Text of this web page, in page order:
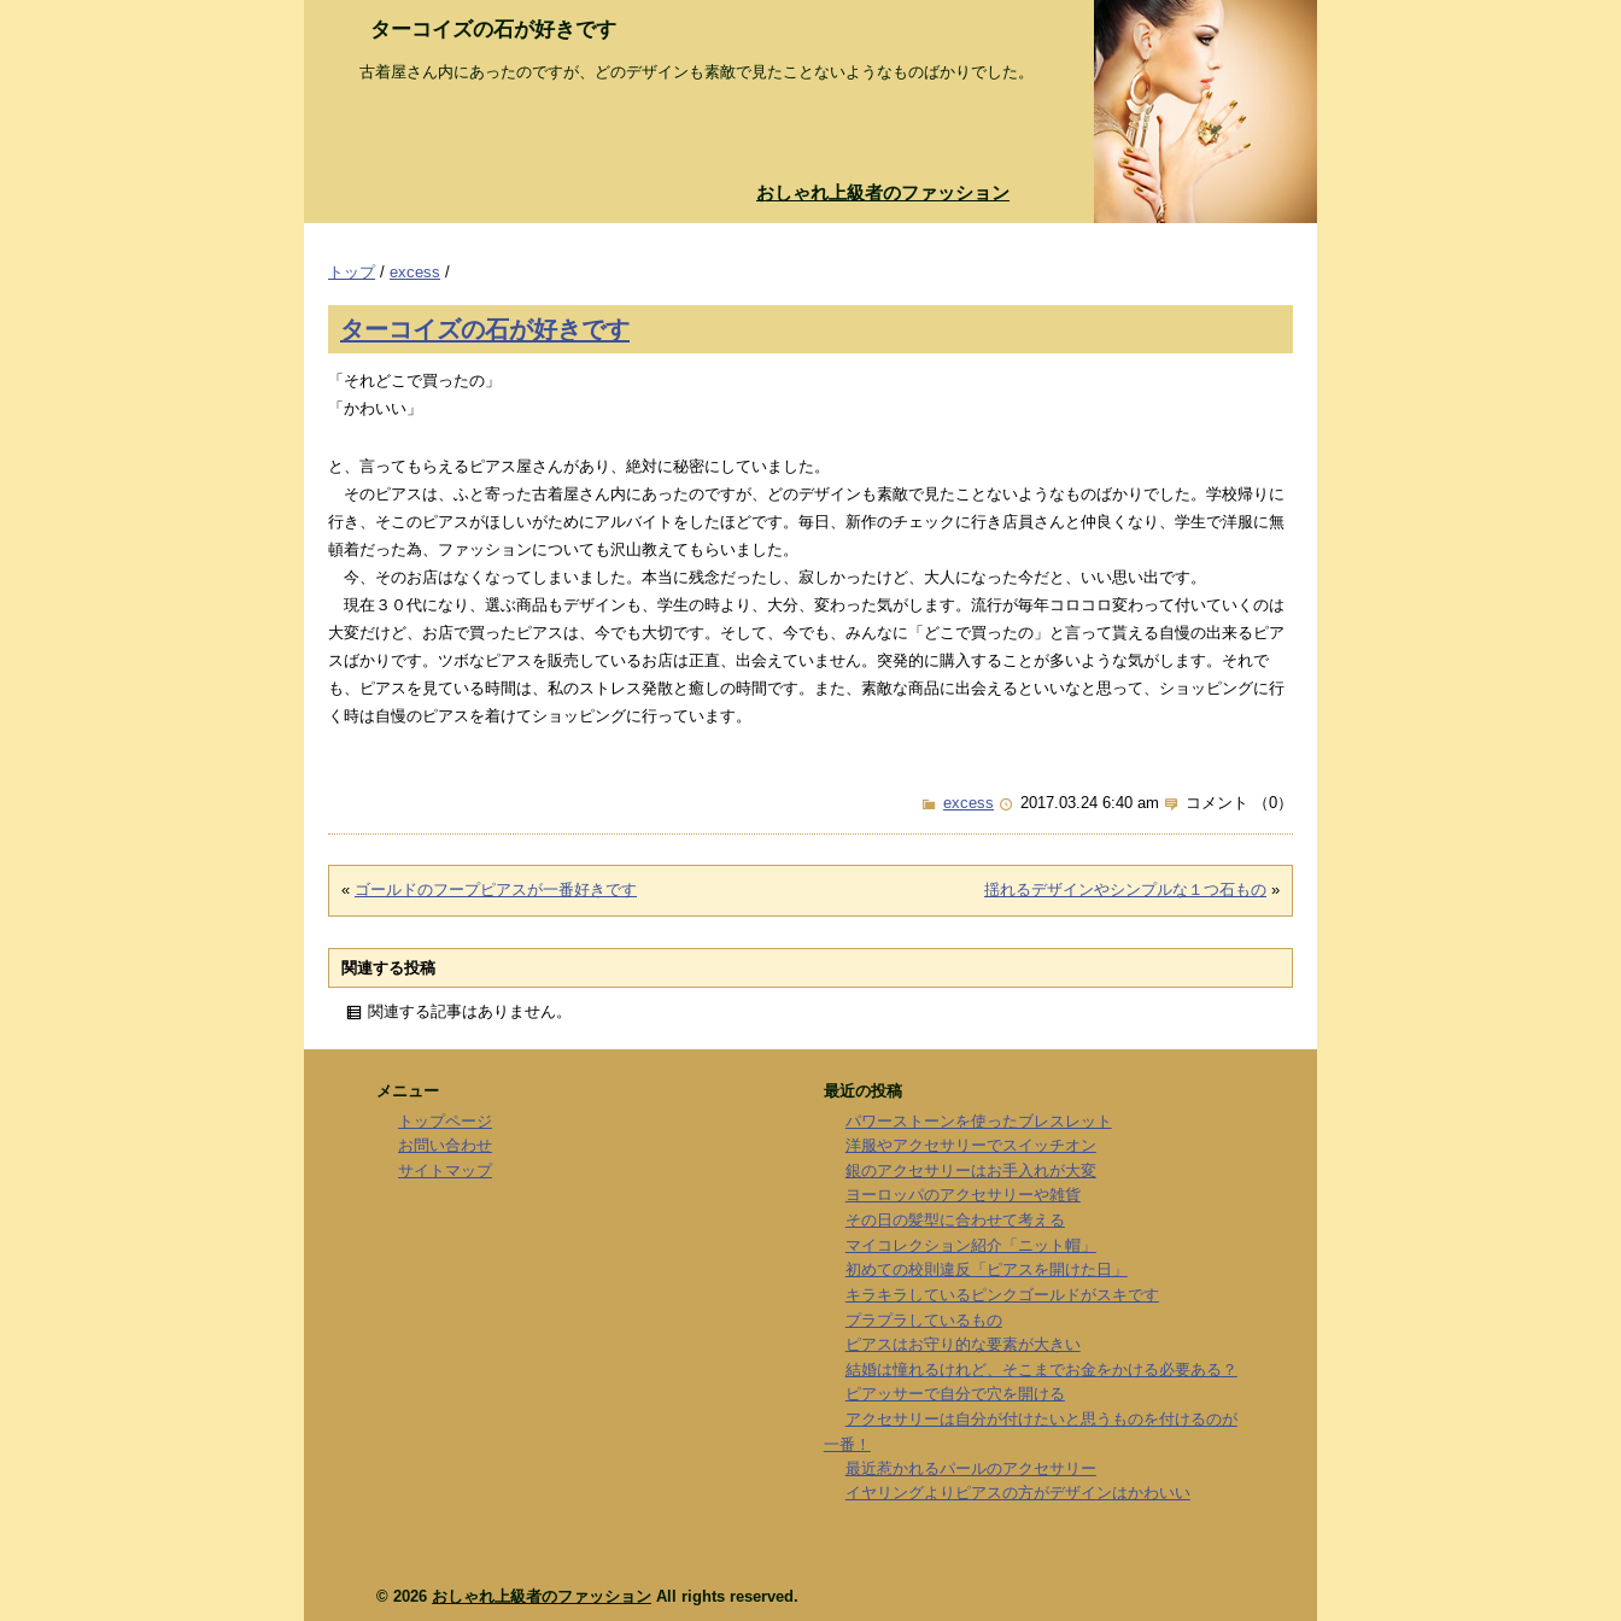
ターコイズの石が好きです
古着屋さん内にあったのですが、どのデザインも素敵で見たことないようなものばかりでした。
おしゃれ上級者のファッション
トップ/ excess /
ターコイズの石が好きです
「それどこで買ったの」
「かわいい」
と、言ってもらえるピアス屋さんがあり、絶対に秘密にしていました。
そのピアスは、ふと寄った古着屋さん内にあったのですが、どのデザインも素敵で見たことないようなものばかりでした。学校帰りに
行き、そこのピアスがほしいがためにアルバイトをしたほどです。毎日、新作のチェックに行き店員さんと仲良くなり、学生で洋服に無
頓着だった為、ファッションについても沢山教えてもらいました。
今、そのお店はなくなってしまいました。本当に残念だったし、寂しかったけど、大人になった今だと、いい思い出です。
現在３０代になり、選ぶ商品もデザインも、学生の時より、大分、変わった気がします。流行が毎年コロコロ変わって付いていくのは
大変だけど、お店で買ったピアスは、今でも大切です。そして、今でも、みんなに「どこで買ったの」と言って貰える自慢の出来るピア
スばかりです。ツボなピアスを販売しているお店は正直、出会えていません。突発的に購入することが多いような気がします。それで
も、ピアスを見ている時間は、私のストレス発散と癒しの時間です。また、素敵な商品に出会えるといいなと思って、ショッピングに行
く時は自慢のピアスを着けてショッピングに行っています。
excess 2017.03.24 6:40 am コメント （0）
« ゴールドのフープピアスが一番好きです 揺れるデザインやシンプルな１つ石もの »
関連する投稿
関連する記事はありません。
メニュー
トップページ
お問い合わせ
サイトマップ
最近の投稿
パワーストーンを使ったブレスレット
洋服やアクセサリーでスイッチオン
銀のアクセサリーはお手入れが大変
ヨーロッパのアクセサリーや雑貨
その日の髪型に合わせて考える
マイコレクション紹介「ニット帽」
初めての校則違反「ピアスを開けた日」
キラキラしているピンクゴールドがスキです
プラプラしているもの
ピアスはお守り的な要素が大きい
結婚は憧れるけれど、そこまでお金をかける必要ある？
ピアッサーで自分で穴を開ける
アクセサリーは自分が付けたいと思うものを付けるのが
一番！
最近惹かれるパールのアクセサリー
イヤリングよりピアスの方がデザインはかわいい
© 2026 おしゃれ上級者のファッション All rights reserved.